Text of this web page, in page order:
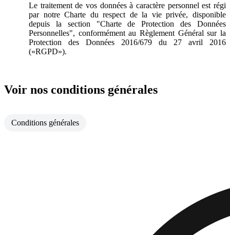
Le traitement de vos données à caractère personnel est régi
par notre Charte du respect de la vie privée, disponible
depuis la section "Charte de Protection des Données
Personnelles", conformément au Règlement Général sur la
Protection des Données 2016/679 du 27 avril 2016
(«RGPD»).
Voir nos conditions générales
Conditions générales